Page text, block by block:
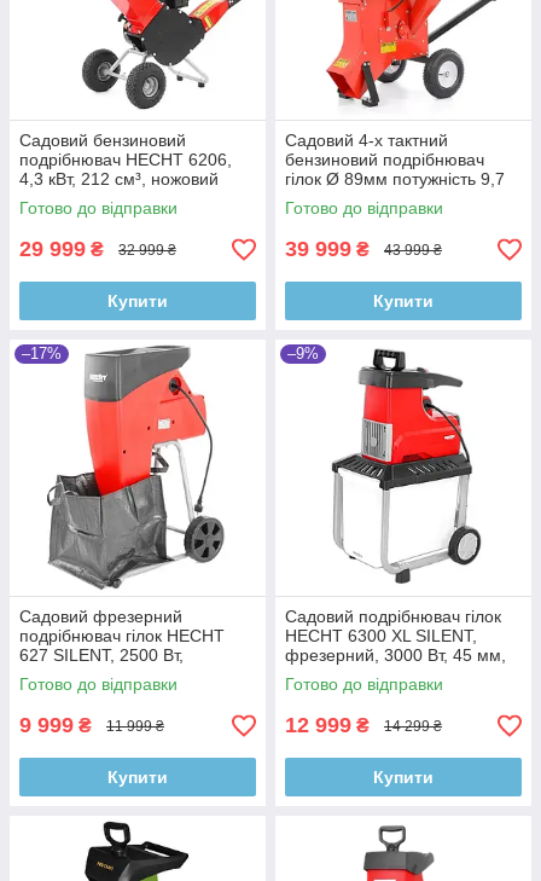
Садовий бензиновий
подрібнювач HECHT 6206,
4,3 кВт, 212 см³, ножовий
ріжучий механізм, діаметр
гілок до 70 мм
Готово до відправки
29 999 ₴ 32 999 ₴
Купити
Садовий 4-х тактний
бензиновий подрібнювач
гілок Ø 89мм потужність 9,7
кВт/13 к.с. крутний 26,5 Нм
при 2500 об/хв HECHT 6421
Готово до відправки
39 999 ₴ 43 999 ₴
Купити
–17%
Садовий фрезерний
подрібнювач гілок HECHT
627 SILENT, 2500 Вт,
максимальний діаметр 40
мм, автоматичне втягування,
Готово до відправки
9 999 ₴ 11 999 ₴
Купити
–9%
Садовий подрібнювач гілок
HECHT 6300 XL SILENT,
фрезерний, 3000 Вт, 45 мм,
60 л, 31,5 кг
Готово до відправки
12 999 ₴ 14 299 ₴
Купити